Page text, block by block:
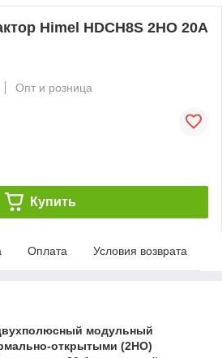
Himel HDCH8S 2НО 20А
Опт и розница
Купить
Оплата Условия возврата
модульный
открытыми (2НО)